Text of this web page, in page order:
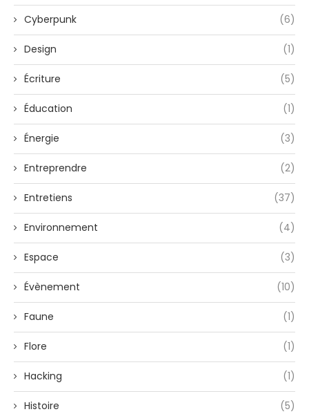
Cyberpunk (6)
Design (1)
Écriture (5)
Éducation (1)
Énergie (3)
Entreprendre (2)
Entretiens (37)
Environnement (4)
Espace (3)
Évènement (10)
Faune (1)
Flore (1)
Hacking (1)
Histoire (5)